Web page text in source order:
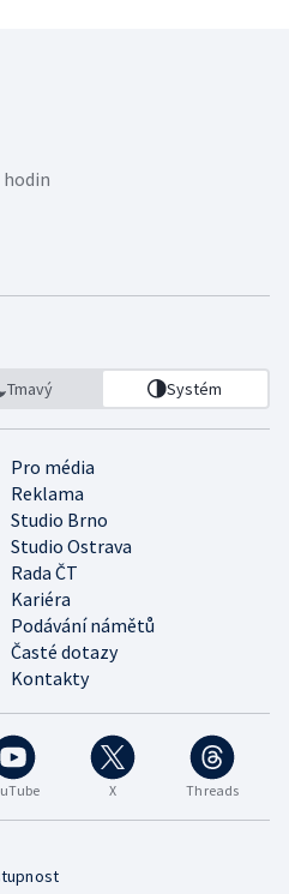
hodin
Tmavý Systém
Pro média
Reklama
Studio Brno
Studio Ostrava
Rada ČT
Kariéra
Podávání námětů
Časté dotazy
Kontakty
X Threads